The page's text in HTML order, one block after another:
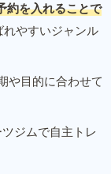
約を入れることで
れやすいジャンル
や目的に合わせて
ジムで自主トレ